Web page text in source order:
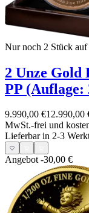
Nur noch 2 Stück
2 Unze
PP (Auflage:
9.990,00 €12.990,00
MwSt.-frei und
Lieferbar in 2-3
Angebot-30,00 €